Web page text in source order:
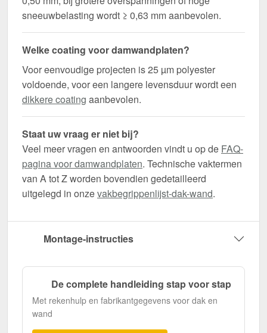
sneeuwbelasting wordt ≥ 0,63 mm aanbevolen.
Welke coating voor damwandplaten?
Voor eenvoudige projecten is 25 µm polyester
voldoende, voor een langere levensduur wordt een
dikkere coating aanbevolen.
Staat uw vraag er niet bij?
Veel meer vragen en antwoorden vindt u op de FAQ-
pagina voor damwandplaten. Technische vaktermen
van A tot Z worden bovendien gedetailleerd
uitgelegd in onzevakbegrippenlijst-dak-wand.
Montage-instructies
De complete handleiding stap voor stap
Met rekenhulp en fabrikantgegevens voor dak en
wand